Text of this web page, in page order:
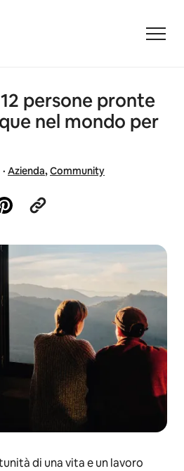
persone pronte
nel mondo per
· Azienda,Community
di una vita e un lavoro